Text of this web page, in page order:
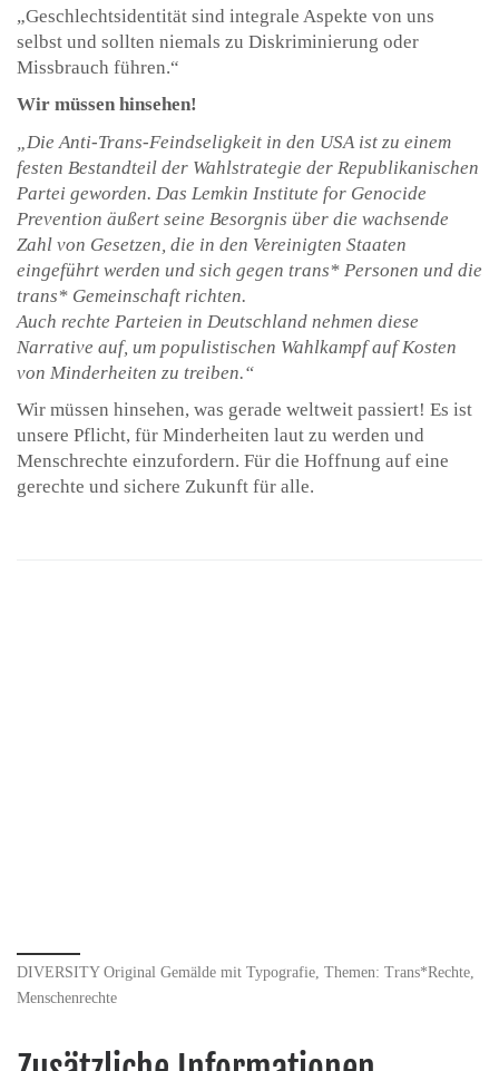
„Geschlechtsidentität sind integrale Aspekte von uns
selbst und sollten niemals zu Diskriminierung oder
Missbrauch führen.“
Wir müssen hinsehen!
„Die Anti-Trans-Feindseligkeit in den USA ist zu einem
festen Bestandteil der Wahlstrategie der Republikanischen
Partei geworden. Das Lemkin Institute for Genocide
Prevention äußert seine Besorgnis über die wachsende
Zahl von Gesetzen, die in den Vereinigten Staaten
eingeführt werden und sich gegen trans* Personen und die
trans* Gemeinschaft richten.
Auch rechte Parteien in Deutschland nehmen diese
Narrative auf, um populistischen Wahlkampf auf Kosten
von Minderheiten zu treiben.“
Wir müssen hinsehen, was gerade weltweit passiert! Es ist
unsere Pflicht, für Minderheiten laut zu werden und
Menschrechte einzufordern. Für die Hoffnung auf eine
gerechte und sichere Zukunft für alle.
DIVERSITY Original Gemälde mit Typografie, Themen: Trans*Rechte,
Menschenrechte